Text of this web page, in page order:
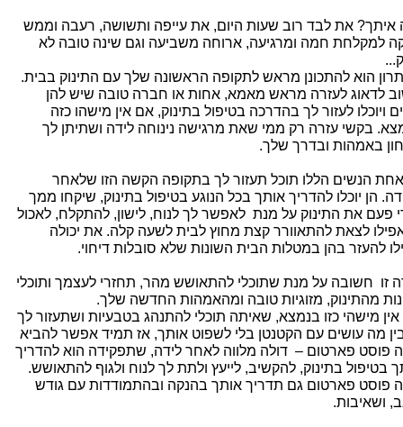
איתך? את לבד רוב שעות היום, את עייפה ותשושה, רעבה וממש
למקלחת חמה ומרגיעה, ארוחה משביעה וגם שינה טובה לא
הוא להתכונן מראש לתקופה הראשונה שלך עם התינוק בבית.
לדאוג לעזרה מראש מאמא, אחות או חברה טובה שיש להן
ויוכלו לעזור לך בהדרכה בטיפול בתינוק, אם אין מישהו כזה
בקשי עזרה רק ממי שאת מרגישה נינוחה לידה ושתיתן לך
באמהות ובדרך שלך.
הנשים הללו תוכל תעזור לך בתקופה הקשה הזו שלאחר
הן יוכלו להדריך אותך בכל הנוגע בטיפול בתינוק, שיקחו ממך
פעם את התינוק על מנת לאפשר לך לנוח, לישון, להתקלח, לאכול
לצאת להתאוורר קצת מחוץ לבית לשעה קלה. את יכולה
להעזר בהן במטלות הבית השונות שלא סובלות דיחוי.
זו חשובה על מנת שתוכלי להתאושש מהר, תחזרי לעצמך ותוכלי
מהתינוק, מזוגיות טובה ומהאמהות החדשה שלך.
מישהי כזו בנמצא, שאיתה תוכלי להתנהג בטבעיות ושתעזור לך
מה עושים עם הקטנטן בלי לשפוט אותך, אז תמיד אפשר להביא
פוסט פארטום – דולה מלווה לאחר לידה, שתפקידה הוא להדריך
בטיפול בתינוק, להקשיב, לייעץ ולתת לך לנוח ולגוף להתאושש.
פוסט פארטום גם תדריך אותך בהנקה ובהתמודדות עם גודש
ושאיבות.